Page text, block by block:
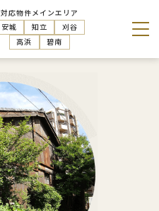
対応物件メインエリア
安城
知立
刈谷
高浜
碧南